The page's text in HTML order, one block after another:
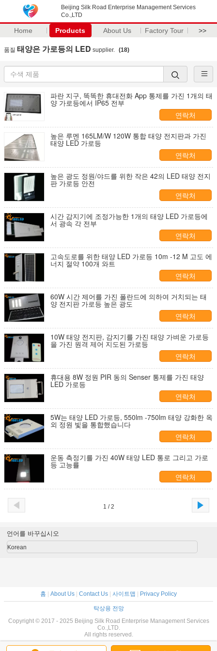
Beijing Silk Road Enterprise Management Services
Co.,LTD
Home Products About Us Factory Tour >>
품질 태양은 가로등의 LED supplier. (18)
파란 지구, 똑똑한 휴대전화 App 통제를 가진 1개의 태
양 가로등에서 IP65 전부
연락처
높은 루멘 165LM/W 120W 통합 태양 전지판과 가진
태양 LED 가로등
연락처
높은 광도 정원/야드를 위한 작은 42의 LED 태양 전지
판 가로등 안전
연락처
시간 감지기에 조정가능한 1개의 태양 LED 가로등에
서 광속 각 전부
연락처
고속도로를 위한 태양 LED 가로등 10m -12 M 고도 에
너지 절약 100개 와트
연락처
60W 시간 제어를 가진 폴란드에 의하여 거치되는 태
양 전지판 가로등 높은 광도
연락처
10W 태양 전지판, 감지기를 가진 태양 가벼운 가로등
을 가진 원격 제어 지도된 가로등
연락처
휴대용 8W 정원 PIR 동의 Senser 통제를 가진 태양
LED 가로등
연락처
5W는 태양 LED 가로등, 550lm -750lm 태양 강화한 옥
외 정원 빛을 통합했습니다
연락처
운동 측정기를 가진 40W 태양 LED 통로 그리고 가로
등 고능률
연락처
1 / 2
언어를 바꾸십시오
Korean
홈 About Us Contact Us 사이트맵 Privacy Policy
탁상용 전망
Copyright © 2017 - 2025 Beijing Silk Road Enterprise Management Services
Co.,LTD.
All rights reserved.